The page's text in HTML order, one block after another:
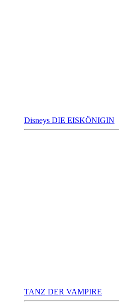
Disneys DIE EISKÖNIGIN
TANZ DER VAMPIRE